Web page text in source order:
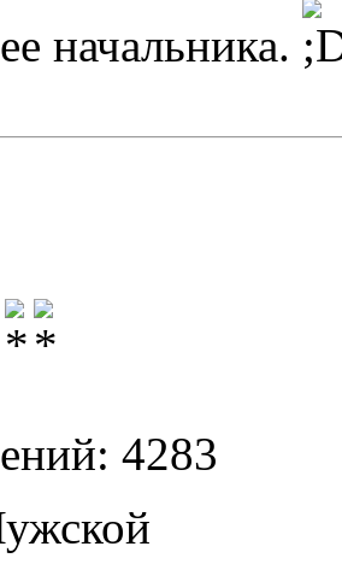
начальника.
4283